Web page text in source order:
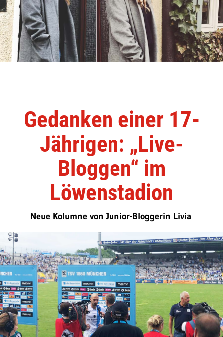
Gedanken einer 17-
Jährigen: „Live-
Bloggen“ im
Löwenstadion
Neue Kolumne von Junior-Bloggerin Livia